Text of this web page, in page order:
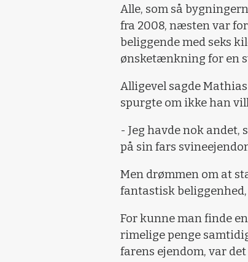
Alle, som så
fra 2008, næsten var
beliggende med seks
ønsketænkning for en
Alligevel sagde
spurgte om ikke han
- Jeg havde nok andet,
på sin fars
Men drømmen om at
fantastisk
For kunne man finde
rimelige penge
farens ejendom, var